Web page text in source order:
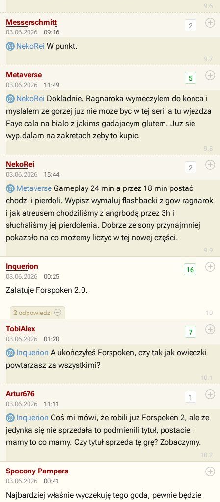
9.6
03.06.2026 09:16
9.7
2
Messerschmitt
NekoRei W punkt.
03.06.2026 11:49
9.8
5
Metaverse
NekoRei Dokladnie. Ragnaroka wymeczylem do konca i
myslalem ze gorzej juz nie moze byc w tej serii a tu wjezdza
Faye cala na bialo z jakims gadajacym glutem. Juz sie
wyp.dalam na zakretach zeby to kupic.
03.06.2026 15:44
9.9
2
NekoRei
Metaverse Gameplay 24 min a przez 18 min postać
chodzi i pierdoli. Wypisz wymaluj flashbacki z gow ragnarok
i jak atreusem chodziliśmy z angrbodą przez 3h i
słuchaliśmy jej pierdolenia. Dobrze ze sony przynajmniej
pokazało na co możemy liczyć w tej nowej części.
03.06.2026 00:25
10
16
2 odpowiedzi
Inquerion
Zalatuje Forspoken 2.0.
03.06.2026 01:20
10.1
7
TobiAlex
Inquerion A ukończyłeś Forspoken, czy tak jak owieczki
powtarzasz za wszystkimi?
03.06.2026 11:11
10.2
1
Artur676
Inquerion Coś mi mówi, że robili już Forspoken 2, ale że
jedynka się nie sprzedała to podmienili tytuł, postacie i
mamy to co mamy. Czy tytuł sprzeda tę grę? Zobaczymy.
03.06.2026 00:41
Spocony Pampers
Najbardziej właśnie wyczekuję tego goda, pewnie będzie